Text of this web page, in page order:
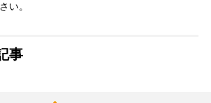
い。
事